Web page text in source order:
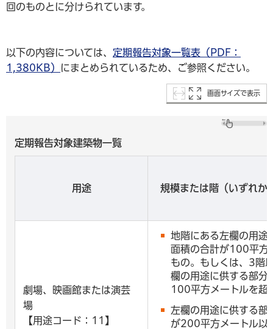
回のものとに分けられています。
以下の内容については、 定期報告対象一覧表（PDF：
1,380KB）
にまとめられているため、ご参照ください。
画面サイズで表示
定期報告対象建築物一覧
用途 規模または階（いずれか
劇場、映画館または演芸
場
【用途コード：11】
地階にある左欄の用途
面積の合計が100平方
もの。もしくは、3階
欄の用途に供する部分
100平方メートルを超
左欄の用途に供する部
が200平方メートル以